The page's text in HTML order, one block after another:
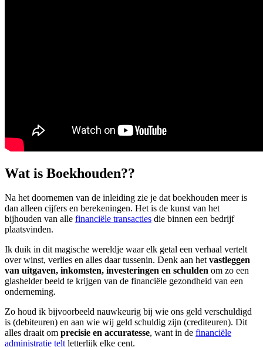
Wat is Boekhouden??
Na het doornemen van de inleiding zie je dat boekhouden meer is
dan alleen cijfers en berekeningen. Het is de kunst van het
bijhouden van alle financiële transacties die binnen een bedrijf
plaatsvinden.
Ik duik in dit magische wereldje waar elk getal een verhaal vertelt
over winst, verlies en alles daar tussenin. Denk aan hetvastleggen
van uitgaven, inkomsten, investeringen en schulden om zo een
glashelder beeld te krijgen van de financiële gezondheid van een
onderneming.
Zo houd ik bijvoorbeeld nauwkeurig bij wie ons geld verschuldigd
is (debiteuren) en aan wie wij geld schuldig zijn (crediteuren). Dit
alles draait om precisie en accuratesse, want in de financiële
administratie teltletterlijk elke cent.